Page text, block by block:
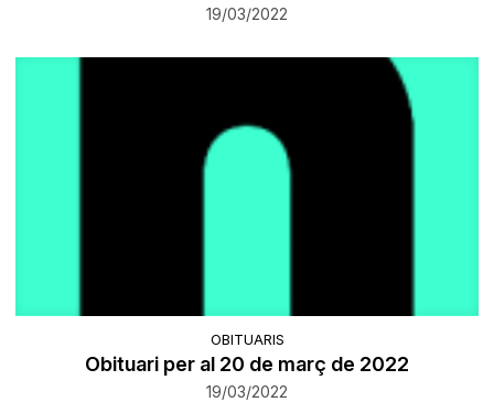
19/03/2022
OBITUARIS
Obituari per al 20 de març de 2022
19/03/2022